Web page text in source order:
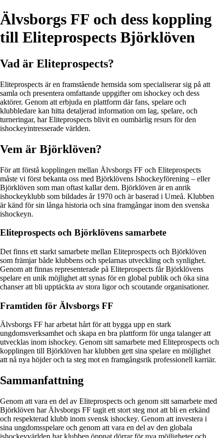
Älvsborgs FF och dess koppling
till Eliteprospects Björklöven
Vad är Eliteprospects?
Eliteprospects är en framstående hemsida som specialiserar sig på att
samla och presentera omfattande uppgifter om ishockey och dess
aktörer. Genom att erbjuda en plattform där fans, spelare och
klubbledare kan hitta detaljerad information om lag, spelare, och
turneringar, har Eliteprospects blivit en oumbärlig resurs för den
ishockeyintresserade världen.
Vem är Björklöven?
För att förstå kopplingen mellan Älvsborgs FF och Eliteprospects
måste vi först bekanta oss med Björklövens Ishockeyförening – eller
Björklöven som man oftast kallar dem. Björklöven är en anrik
ishockeyklubb som bildades år 1970 och är baserad i Umeå. Klubben
är känd för sin långa historia och sina framgångar inom den svenska
ishockeyn.
Eliteprospects och Björklövens samarbete
Det finns ett starkt samarbete mellan Eliteprospects och Björklöven
som främjar både klubbens och spelarnas utveckling och synlighet.
Genom att finnas representerade på Eliteprospects får Björklövens
spelare en unik möjlighet att synas för en global publik och öka sina
chanser att bli upptäckta av stora ligor och scoutande organisationer.
Framtiden för Älvsborgs FF
Älvsborgs FF har arbetat hårt för att bygga upp en stark
ungdomsverksamhet och skapa en bra plattform för unga talanger att
utvecklas inom ishockey. Genom sitt samarbete med Eliteprospects och
kopplingen till Björklöven har klubben gett sina spelare en möjlighet
att nå nya höjder och ta steg mot en framgångsrik professionell karriär.
Sammanfattning
Genom att vara en del av Eliteprospects och genom sitt samarbete med
Björklöven har Älvsborgs FF tagit ett stort steg mot att bli en erkänd
och respekterad klubb inom svensk ishockey. Genom att investera i
sina ungdomsspelare och genom att vara en del av den globala